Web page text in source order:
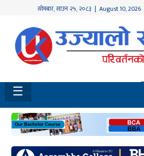
सोमबार,साउन २५, २०८३ | August 10, 2026
होमपेज
नवलपुर
विशेष
मध्य
नेपाल
चितवन
☰